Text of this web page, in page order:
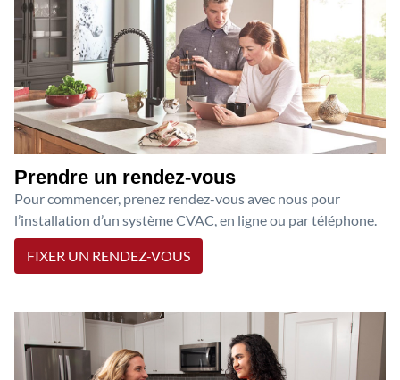
Prendre un rendez-vous
Pour commencer, prenez rendez-vous avec nous pour
l’installation d’un système CVAC, en ligne ou par téléphone.
FIXER UN RENDEZ-VOUS